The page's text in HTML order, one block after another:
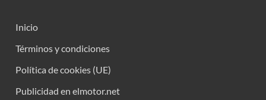
Inicio
Términos y condiciones
Política de cookies (UE)
Publicidad en elmotor.net